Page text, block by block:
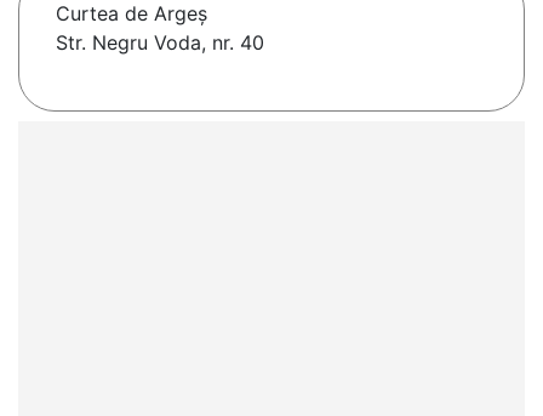
Curtea de Argeş
Str. Negru Voda, nr. 40